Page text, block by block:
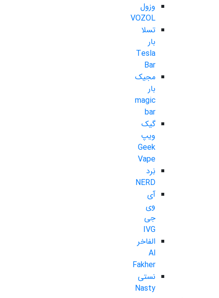
وزول
VOZOL
تسلا
بار
Tesla
Bar
مجیک
بار
magic
bar
گیک
ویپ
Geek
Vape
نِرد
NERD
آی
وی
جی
IVG
الفاخر
Al
Fakher
نستی
Nasty